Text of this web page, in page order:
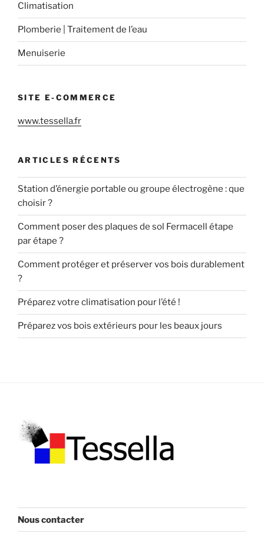
Climatisation
Plomberie | Traitement de l’eau
Menuiserie
SITE E-COMMERCE
www.tessella.fr
ARTICLES RÉCENTS
Station d’énergie portable ou groupe électrogène : que
choisir ?
Comment poser des plaques de sol Fermacell étape
par étape ?
Comment protéger et préserver vos bois durablement
?
Préparez votre climatisation pour l’été !
Préparez vos bois extérieurs pour les beaux jours
Nous contacter